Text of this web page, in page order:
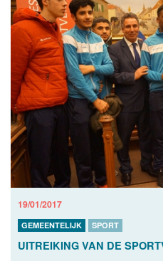
19/01/2017
GEMEENTELIJK SPORT
UITREIKING VAN DE